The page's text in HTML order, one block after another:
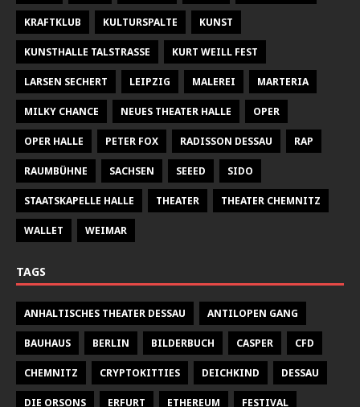
KRAFTKLUB KULTURSPALTE KUNST
KUNSTHALLE TALSTRASSE KURT WEILL FEST
LARSEN SECHERT LEIPZIG MALEREI MARTERIA
MILKY CHANCE NEUES THEATER HALLE OPER
OPER HALLE PETER FOX RADISSON DESSAU RAP
RAUMBÜHNE SACHSEN SEEED SIDO
STAATSKAPELLE HALLE THEATER THEATER CHEMNITZ
WALLET WEIMAR
TAGS
ANHALTISCHES THEATER DESSAU ANTILOPEN GANG
BAUHAUS BERLIN BILDERBUCH CASPER CFD
CHEMNITZ CRYPTOKITTIES DEICHKIND DESSAU
DIE ORSONS ERFURT ETHEREUM FESTIVAL